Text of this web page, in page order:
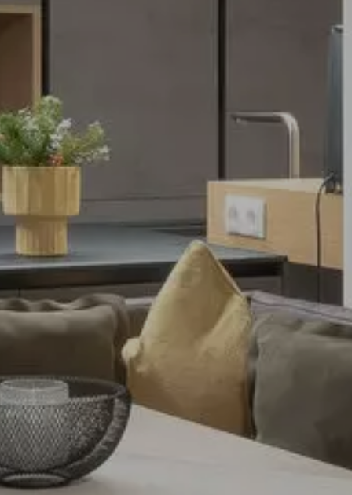
Elektro
Küchen
Wohnen
Licht
Tischlerei
Referenzen
News
Jobs
Unternehmen
Kontakt